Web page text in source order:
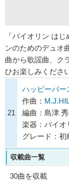
「バイオリン は
ンのためのデュオ
曲から歌謡曲、ク
ひお楽しみくださ
21
ハッピーバー
作曲：
編曲：島津
楽器：バイオ
グレード：初
収載曲一覧
30曲を収載